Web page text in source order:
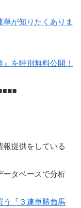
が知りたくありま
を特別無料公開！
提供をしている
タベースで分析
う『３連単勝負馬